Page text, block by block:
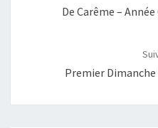
De Carême –
Premier Dimanche